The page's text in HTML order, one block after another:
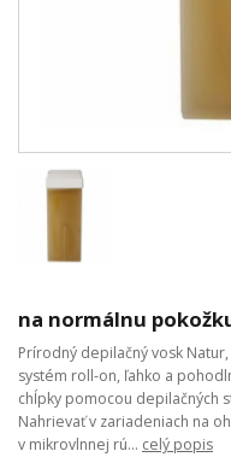
na normálnu
Prírodný depilačný vosk
systém roll-on, ľahko a
chĺpky pomocou depilačných
Nahrievať v zariadeniach na
v mikrovlnnej rú... celý popis